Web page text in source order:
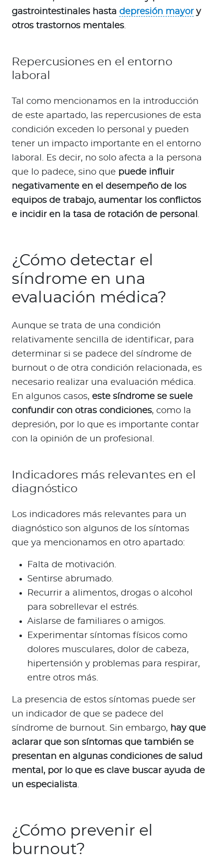
gastrointestinales hasta depresión mayory
otros trastornos mentales.
Repercusiones en el entorno
laboral
Tal como mencionamos en la introducción
de este apartado, las repercusiones de esta
condición exceden lo personal y pueden
tener un impacto importante en el entorno
laboral. Es decir, no solo afecta a la persona
que lo padece, sino que puede influir
negativamente en el desempeño de los
equipos de trabajo, aumentar los conflictos
e incidir en la tasa de rotación de personal .
¿Cómo detectar el
síndrome en una
evaluación médica?
Aunque se trata de una condición
relativamente sencilla de identificar, para
determinar si se padece del síndrome de
burnout o de otra condición relacionada, es
necesario realizar una evaluación médica.
En algunos casos, este síndrome se suele
confundir con otras condiciones, como la
depresión, por lo que es importante contar
con la opinión de un profesional.
Indicadores más relevantes en el
diagnóstico
Los indicadores más relevantes para un
diagnóstico son algunos de los síntomas
que ya mencionamos en otro apartado:
Falta de motivación.
Sentirse abrumado.
Recurrir a alimentos, drogas o alcohol
para sobrellevar el estrés.
Aislarse de familiares o amigos.
Experimentar síntomas físicos como
dolores musculares, dolor de cabeza,
hipertensión y problemas para respirar,
entre otros más.
La presencia de estos síntomas puede ser
un indicador de que se padece del
síndrome de burnout. Sin embargo, hay que
aclarar que son síntomas que también se
presentan en algunas condiciones de salud
mental, por lo que es clave buscar ayuda de
un especialista.
¿Cómo prevenir el
burnout?